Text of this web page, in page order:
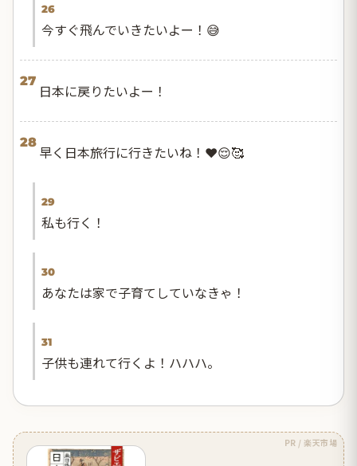
26
今すぐ飛んでいきたいよー！😅
27
日本に戻りたいよー！
28
早く日本旅行に行きたいね！❤️😌🥰
29
私も行く！
30
あなたは家で子育てしていなきゃ！
31
子供も連れて行くよ！ハハハ。
PR / 楽天市場